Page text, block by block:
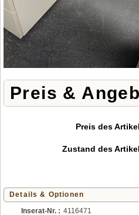
Preis &
Preis des
Zustand des
Details & Optionen
Inserat-Nr. : 4116471